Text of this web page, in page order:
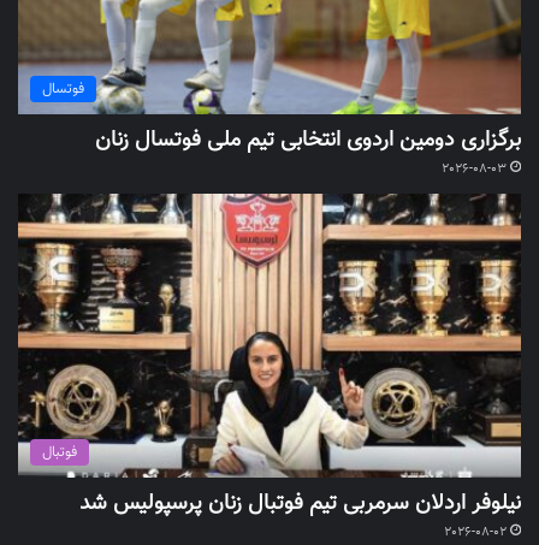
فوتسال
برگزاری دومین اردوی انتخابی تیم ملی فوتسال زنان
2026-08-03
فوتبال
نیلوفر اردلان سرمربی تیم فوتبال زنان پرسپولیس شد
2026-08-02